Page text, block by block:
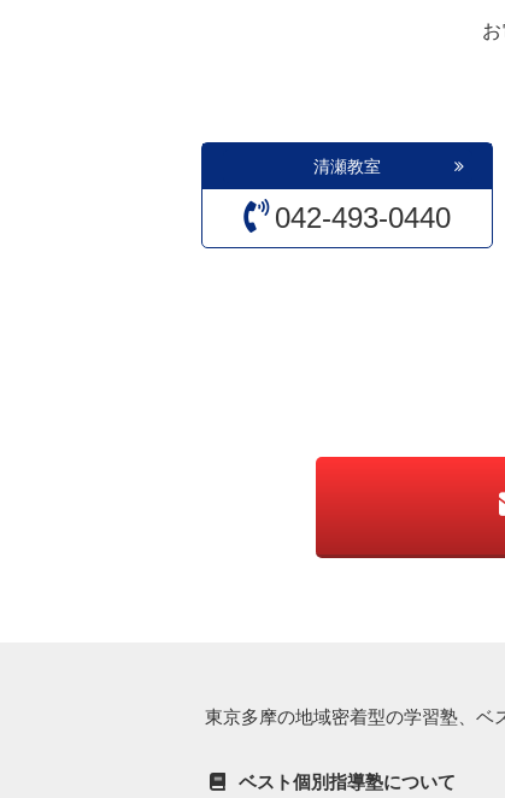
清瀬教室
042-493-0440
東京多摩の地域密着型の学習塾、ベ
ベスト個別指導塾について